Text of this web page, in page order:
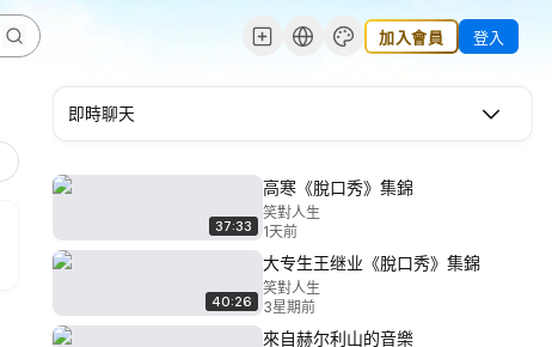
加入會員 登入
即時聊天
37:33
高寒《脫口秀》集錦
笑對人生
1天前
40:26
大专生王继业《脫口秀》集錦
笑對人生
3星期前
來自赫尔利山的音樂